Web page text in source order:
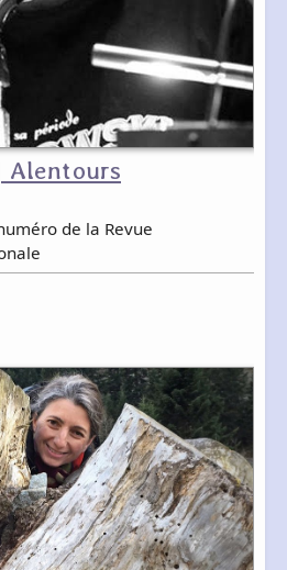
Alentours
de la Revue